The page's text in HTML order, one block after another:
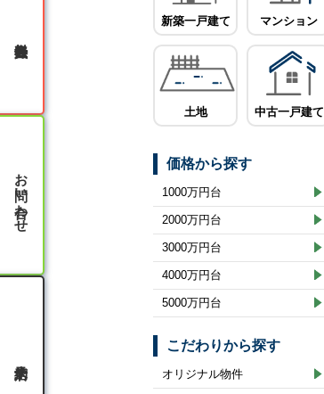
新築一戸建て マンション
土地 中古一戸建て
価格から探す
1000万円台
2000万円台
3000万円台
4000万円台
5000万円台
こだわりから探す
オリジナル物件
お問い合わせ